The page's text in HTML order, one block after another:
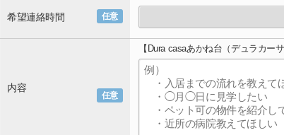
任意
希望連絡時間
任意
内容
【Dura casaあかね台（デュラカー